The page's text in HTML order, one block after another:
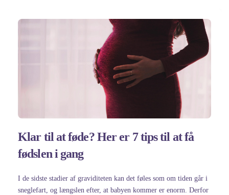
Klar til at føde? Her er 7 tips til at få
fødslen i gang
I de sidste stadier af graviditeten kan det føles som om tiden går i
sneglefart, og længslen efter, at babyen kommer er enorm. Derfor